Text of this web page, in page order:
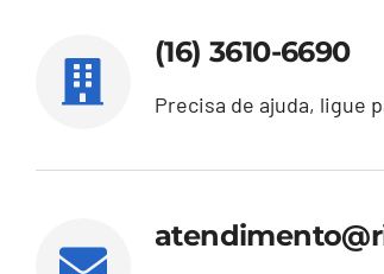
(16) 3610-6690
Precisa de ajuda, ligue